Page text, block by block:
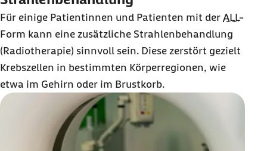
Für einige Patientinnen und Patienten mit der ALL-
Form kann eine zusätzliche Strahlenbehandlung
(Radiotherapie) sinnvoll sein. Diese zerstört gezielt
Krebszellen in bestimmten Körperregionen, wie
etwa im Gehirn oder im Brustkorb.